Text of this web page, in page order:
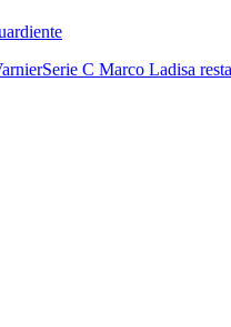
Serie C Marco Ladisa